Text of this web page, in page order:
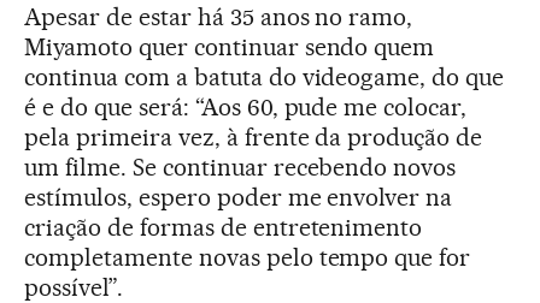
Apesar de estar há 35 anos no ramo,
Miyamoto quer continuar sendo quem
continua com a batuta do videogame, do que
é e do que será: “Aos 60, pude me colocar,
pela primeira vez, à frente da produção de
um filme. Se continuar recebendo novos
estímulos, espero poder me envolver na
criação de formas de entretenimento
completamente novas pelo tempo que for
possível”.